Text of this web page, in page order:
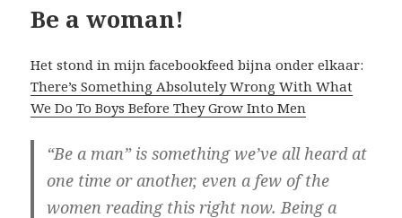
Be a woman!
Het stond in mijn facebookfeed bijna onder elkaar:
There’s Something Absolutely Wrong With What
We Do To Boys Before They Grow Into Men
“Be a man” is something we’ve all heard at
one time or another, even a few of the
women reading this right now. Being a